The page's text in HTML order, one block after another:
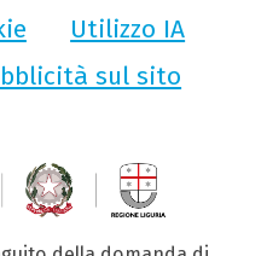
Utilizzo IA
sul sito